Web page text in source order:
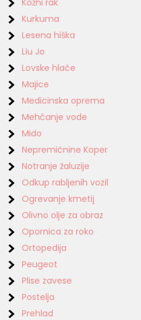
Kurkuma
Lesena hiška
Liu Jo
Lovske hlače
Majice
Medicinska oprema
Mehčanje vode
Mido
Nepremičnine Koper
Notranje žaluzije
Odkup rabljenih vozil
Ogrevanje kmetij
Olivno olje za obraz
Opornica za roko
Ortopedija
Peugeot
Plise zavese
Postelja
Prehlad